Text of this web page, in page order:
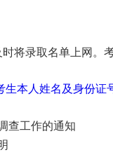
录取名单上网。
本人姓名及身份证
查工作的通知